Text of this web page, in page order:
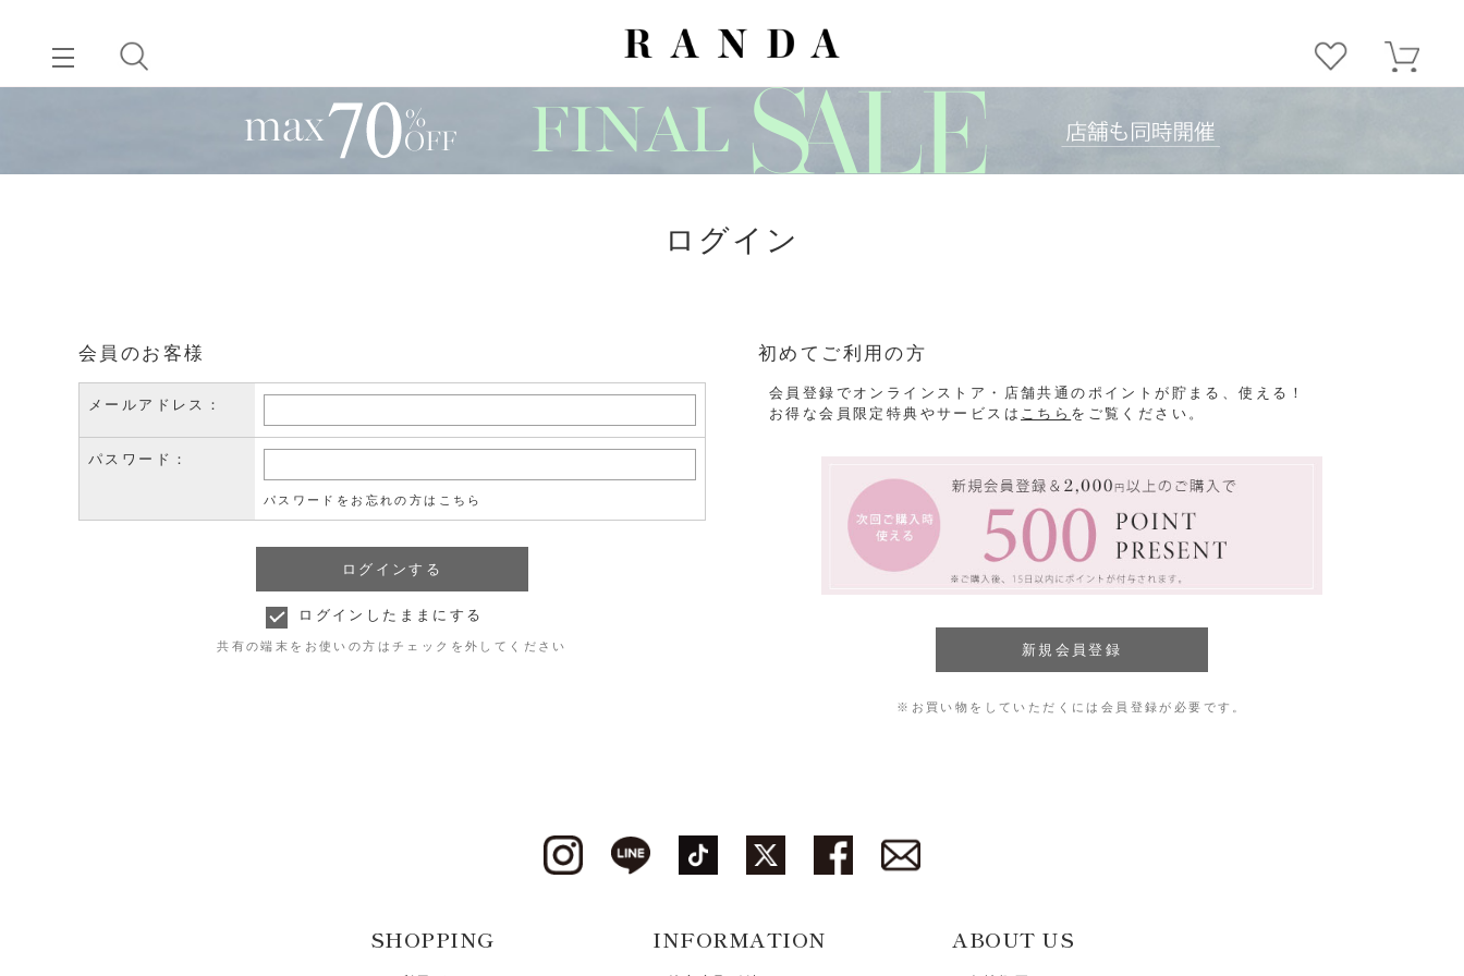
ログイン
会員のお客様
メールアドレス：
パスワード：
パスワードをお忘れの方はこちら
ログインしたままにする
共有の端末をお使いの方はチェックを外してください
初めてご利用の方
会員登録でオンラインストア・店舗共通のポイントが貯まる、使える！
お得な会員限定特典やサービスは こちら をご覧ください。
※お買い物をしていただくには会員登録が必要です。
SHOPPING INFORMATION ABOUT US